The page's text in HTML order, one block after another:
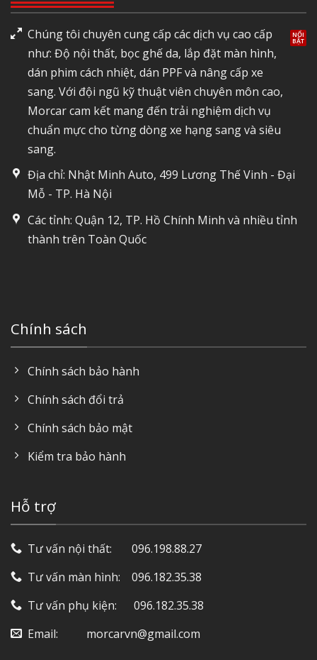
Chúng tôi chuyên cung cấp các dịch vụ cao cấp
như: Độ nội thất, bọc ghế da, lắp đặt màn hình,
dán phim cách nhiệt, dán PPF và nâng cấp xe
sang. Với đội ngũ kỹ thuật viên chuyên môn cao,
Morcar cam kết mang đến trải nghiệm dịch vụ
chuẩn mực cho từng dòng xe hạng sang và siêu
sang.
Địa chỉ: Nhật Minh Auto, 499 Lương Thế Vinh - Đại
Mỗ - TP. Hà Nội
Các tỉnh: Quận 12, TP. Hồ Chính Minh và nhiều tỉnh
thành trên Toàn Quốc
Chính sách
Chính sách bảo hành
Chính sách đổi trả
Chính sách bảo mật
Kiểm tra bảo hành
Hỗ trợ
Tư vấn nội thất: ‎ ‎ ‎ ‎ ‎ ‎ 096.198.88.27
Tư vấn màn hình: ‎ ‎ ‎ 096.182.35.38
Tư vấn phụ kiện: ‎ ‎ ‎ ‎‎ ‎ 096.182.35.38
Email: ‎ ‎ ‎ ‎ ‎ ‎ ‎ ‎ ‎ morcarvn@gmail.com